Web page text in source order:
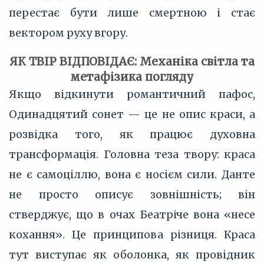
перестає бути лише смертною і стає
вектором руху вгору.
ЯК ТВІР ВІДПОВІДАЄ: Механіка світла та
метафізика погляду
Якщо відкинути романтичний пафос,
Одинадцятий сонет — це не опис краси, а
розвідка того, як працює духовна
трансформація. Головна теза твору: краса
не є самоціллю, вона є носієм сили. Данте
не просто описує зовнішність; він
стверджує, що в очах Беатріче вона «несе
кохання». Це принципова різниця. Краса
тут виступає як оболонка, як провідник